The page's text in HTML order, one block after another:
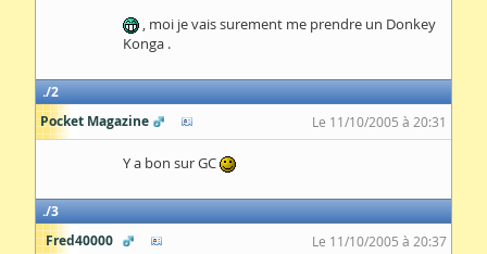
, moi je vais surement me prendre un Donkey
Konga .
2
Pocket Magazine
Le 11/10/2005 à 20:31
Y a bon sur GC
3
Fred40000
Le 11/10/2005 à 20:37